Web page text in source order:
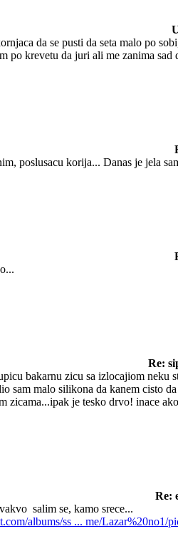
da se pusti da seta malo po
po krevetu da juri ali me zanima
poslusacu korija... Danas je jela
Re:
bakarnu zicu sa izlocajiom neku
sam malo silikona da kanem cisto
zicama...ipak je tesko drvo! inace
Re:
salim se, kamo srece...
albums/ss ... me/Lazar%20no1/